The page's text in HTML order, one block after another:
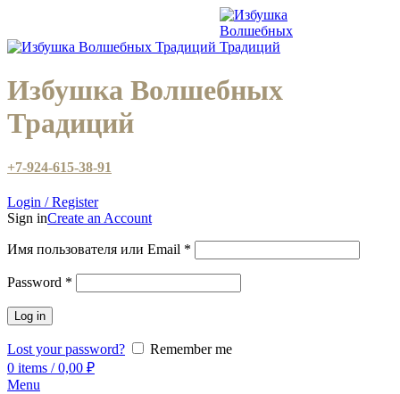
Избушка Волшебных
Традиций
+7-924-615-38-91
Login / Register
Sign inCreate an Account
Имя пользователя или Email *
Password *
Log in
Lost your password?
Remember me
0 items / 0,00 ₽
Menu